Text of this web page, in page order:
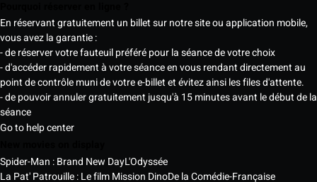
En réservant gratuitement un billet sur notre site ou application mobile,
vous avez la garantie :
- de réserver votre fauteuil préféré pour la séance de votre choix
- d'accéder rapidement à votre séance en vous rendant directement au
point de contrôle muni de votre e-billet et évitez ainsi les files d'attente.
- de pouvoir annuler gratuitement jusqu'à 15 minutes avant le début de la
séance
Go to help center
Spider-Man : Brand New DayL'Odyssée
La Pat' Patrouille : Le film Mission DinoDe la Comédie-Française